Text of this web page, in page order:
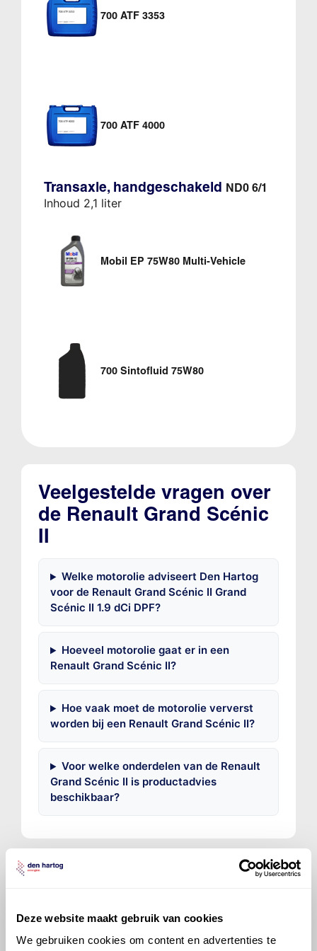
Deze website maakt gebruik van cookies
We gebruiken cookies om content en advertenties te
700 ATF 3353
700 ATF 4000
Transaxle, handgeschakeld ND0 6/1
Inhoud 2,1 liter
Mobil EP 75W80 Multi-Vehicle
700 Sintofluid 75W80
Veelgestelde vragen over
de Renault Grand Scénic
II
Welke motorolie adviseert Den Hartog
voor de Renault Grand Scénic II Grand
Scénic II 1.9 dCi DPF?
Hoeveel motorolie gaat er in een
Renault Grand Scénic II?
Hoe vaak moet de motorolie ververst
worden bij een Renault Grand Scénic II?
Voor welke onderdelen van de Renault
Grand Scénic II is productadvies
beschikbaar?
© Olyslager
Alle rechten voorbehouden. Deze
informatie mag noch geheel noch gedeeltelijk worden
gereproduceerd, opgeslagen in een database of op